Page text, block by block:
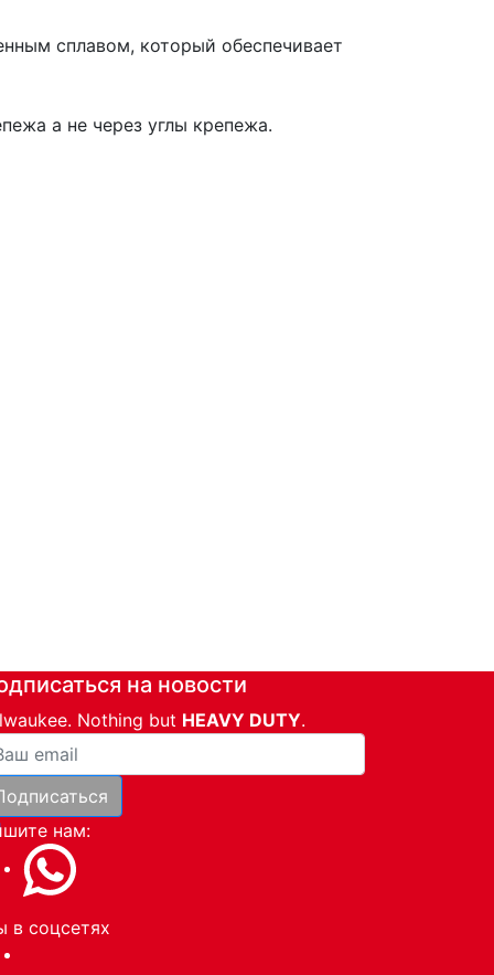
сплавом, который обеспечивает
а не через углы крепежа.
на новости
Nothing but HEAVY DUTY.
почта
нам:
в соцсетях